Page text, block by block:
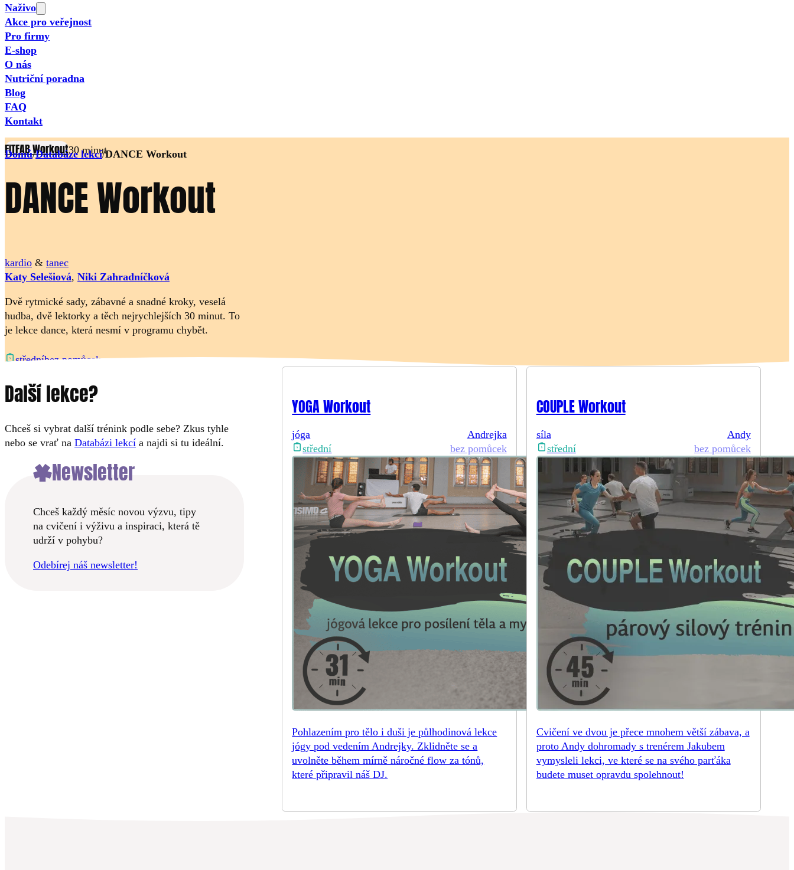
Naživo
Akce pro veřejnost
Pro firmy
E-shop
O nás
Nutriční poradna
Blog
FAQ
Kontakt
Domů/Databáze lekcí/DANCE Workout
FITFAB Workout30 minut
DANCE Workout
kardio & tanec
Katy Selešiová, Niki Zahradníčková
Dvě rytmické sady, zábavné a snadné kroky, veselá
hudba, dvě lektorky a těch nejrychlejších 30 minut. To
je lekce dance, která nesmí v programu chybět.
středníbez pomůcek
Další lekce?
Chceš si vybrat další trénink podle sebe? Zkus tyhle
nebo se vrať na Databázi lekcí a najdi si tu ideální.
Newsletter
Chceš každý měsíc novou výzvu, tipy
na cvičení i výživu a inspiraci, která tě
udrží v pohybu?
Odebírej náš newsletter!
YOGA Workout
jóga
střední
Andrejka
bez pomůcek
Pohlazením pro tělo i duši je půlhodinová lekce
jógy pod vedením Andrejky. Zklidněte se a
uvolněte během mírně náročné flow za tónů,
které připravil náš DJ.
COUPLE Workout
síla
střední
Andy
bez pomůcek
Cvičení ve dvou je přece mnohem větší zábava, a
proto Andy dohromady s trenérem Jakubem
vymysleli lekci, ve které se na svého parťáka
budete muset opravdu spolehnout!